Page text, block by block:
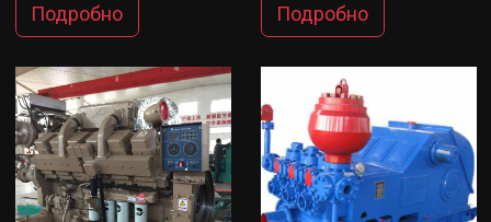
Подробно Подробно